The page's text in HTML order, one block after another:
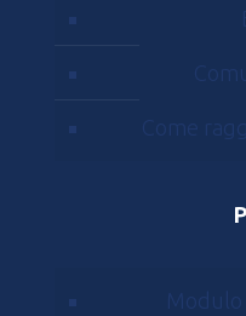
Come
Modulo